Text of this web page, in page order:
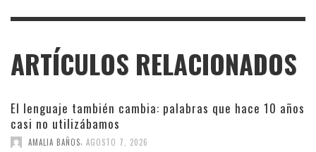
ARTÍCULOS RELACIONADOS
El lenguaje también cambia: palabras que hace 10 años
casi no utilizábamos
AMALIA BAÑOS AGOSTO 7, 2026